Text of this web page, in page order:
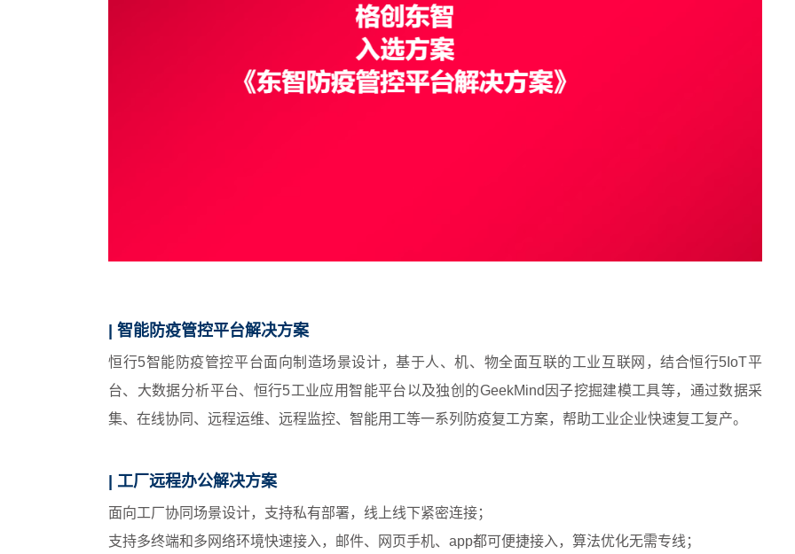
| 智能防疫管控平台解决方案
恒行5智能防疫管控平台面向制造场景设计，基于人、机、物全面互联的工业互联网，结合恒行5IoT平
台、大数据分析平台、恒行5工业应用智能平台以及独创的GeekMind因子挖掘建模工具等，通过数据采
集、在线协同、远程运维、远程监控、智能用工等一系列防疫复工方案，帮助工业企业快速复工复产。
| 工厂远程办公解决方案
面向工厂协同场景设计，支持私有部署，线上线下紧密连接；
支持多终端和多网络环境快速接入，邮件、网页手机、app都可便捷接入，算法优化无需专线；